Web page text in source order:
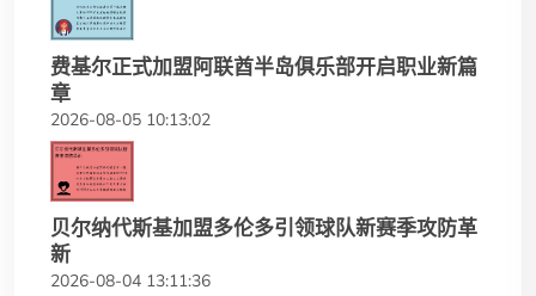
费基尔正式加盟阿联酋半岛俱乐部开启职业新篇
章
2026-08-05 10:13:02
贝尔纳代斯基加盟多伦多引领球队新赛季攻防革
新
2026-08-04 13:11:36